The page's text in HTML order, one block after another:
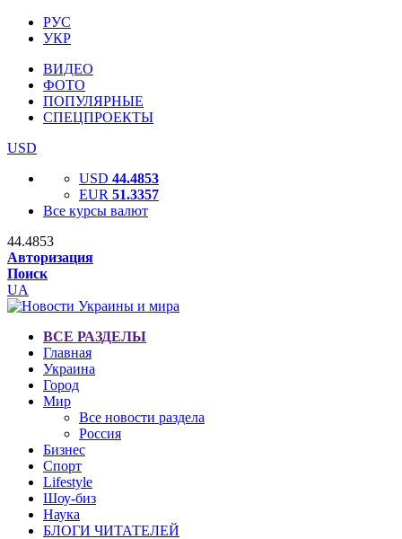
РУС
УКР
ВИДЕО
ФОТО
ПОПУЛЯРНЫЕ
СПЕЦПРОЕКТЫ
USD
USD 44.4853
EUR 51.3357
Все курсы валют
44.4853
Авторизация
Поиск
UA
ВСЕ РАЗДЕЛЫ
Главная
Украина
Город
Мир
Все новости раздела
Россия
Бизнес
Спорт
Lifestyle
Шоу-биз
Наука
БЛОГИ ЧИТАТЕЛЕЙ